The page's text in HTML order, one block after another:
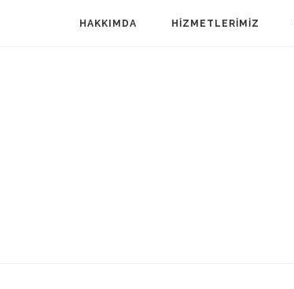
HAKKIMDA HIZMETLERIMIZ